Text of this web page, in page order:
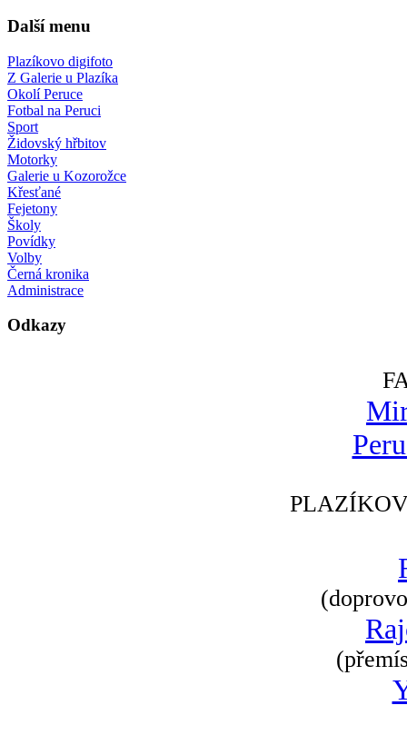
Další menu
Plazíkovo digifoto
Z Galerie u Plazíka
Okolí Peruce
Fotbal na Peruci
Sport
Židovský hřbitov
Motorky
Galerie u Kozorožce
Křesťané
Fejetony
Školy
Povídky
Volby
Černá kronika
Administrace
Odkazy